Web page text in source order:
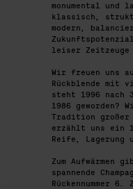
monumental und
klassisch,
modern,
leiser Zeitzeuge
Wir freuen uns
Rückblende mit
steht 1996 nach
1986
Tradition großer
erzählt uns ein
Reife, Lagerung
Zum Aufwärmen
spannende
Rückennummer 6.